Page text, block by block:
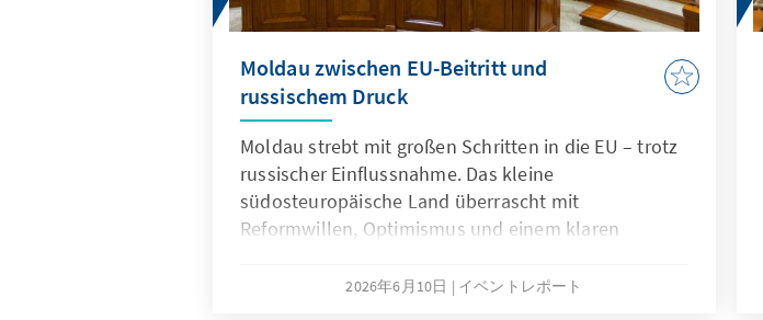
Moldau zwischen EU-Beitritt und
russischem Druck
Moldau strebt mit großen Schritten in die EU – trotz
russischer Einflussnahme. Das kleine
südosteuropäische Land überrascht mit
Reformwillen, Optimismus und einem klaren
2026年6月10日 イベントレポート